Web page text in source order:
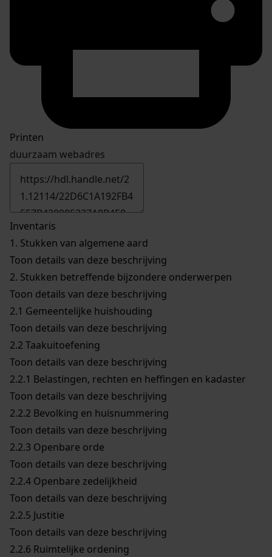
Printen
duurzaam webadres
Inventaris
1. Stukken van algemene aard
Toon details van deze beschrijving
2. Stukken betreffende bijzondere onderwerpen
Toon details van deze beschrijving
2.1 Gemeentelijke huishouding
Toon details van deze beschrijving
2.2 Taakuitoefening
Toon details van deze beschrijving
2.2.1 Belastingen, rechten en heffingen en kadaster
Toon details van deze beschrijving
2.2.2 Bevolking en huisnummering
Toon details van deze beschrijving
2.2.3 Openbare orde
Toon details van deze beschrijving
2.2.4 Openbare zedelijkheid
Toon details van deze beschrijving
2.2.5 Justitie
Toon details van deze beschrijving
2.2.6 Ruimtelijke ordening